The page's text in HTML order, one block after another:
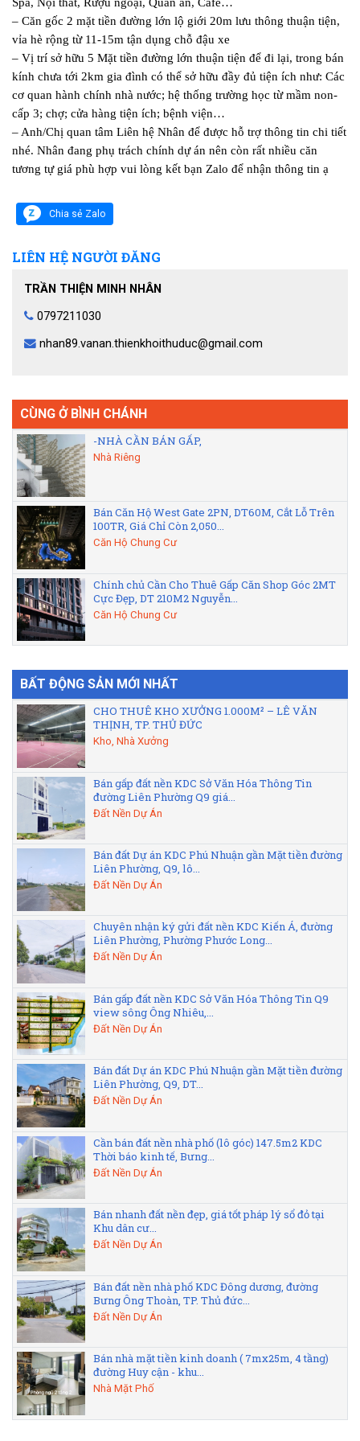
– Căn gốc 2 mặt tiền đường lớn lộ giới 20m lưu thông thuận tiện,
vỉa hè rộng từ 11-15m tận dụng chỗ đậu xe
– Vị trí sở hữu 5 Mặt tiền đường lớn thuận tiện để đi lại, trong bán
kính chưa tới 2km gia đình có thể sở hữu đầy đủ tiện ích như: Các
cơ quan hành chính nhà nước; hệ thống trường học từ mầm non-
cấp 3; chợ; cửa hàng tiện ích; bệnh viện…
– Anh/Chị quan tâm Liên hệ Nhân để được hỗ trợ thông tin chi tiết
nhé. Nhân đang phụ trách chính dự án nên còn rất nhiều căn
tương tự giá phù hợp vui lòng kết bạn Zalo để nhận thông tin ạ
Chia sẻ Zalo
LIÊN HỆ NGƯỜI ĐĂNG
TRẦN THIỆN MINH NHÂN
0797211030
nhan89.vanan.thienkhoithuduc@gmail.com
CÙNG Ở BÌNH CHÁNH
-NHÀ CẦN BÁN GẤP,
Nhà Riêng
Bán Căn Hộ West Gate 2PN, DT60M, Cắt Lỗ Trên
100TR, Giá Chỉ Còn 2,050...
Căn Hộ Chung Cư
Chính chủ Cần Cho Thuê Gấp Căn Shop Góc 2MT
Cực Đẹp, DT 210M2 Nguyễn...
Căn Hộ Chung Cư
BẤT ĐỘNG SẢN MỚI NHẤT
CHO THUÊ KHO XƯỞNG 1.000M² – LÊ VĂN
THỊNH, TP. THỦ ĐỨC
Kho, Nhà Xưởng
Bán gấp đất nền KDC Sở Văn Hóa Thông Tin
đường Liên Phường Q9 giá...
Đất Nền Dự Án
Bán đất Dự án KDC Phú Nhuận gần Mặt tiền đường
Liên Phường, Q9, lô...
Đất Nền Dự Án
Chuyên nhận ký gửi đất nền KDC Kiến Á, đường
Liên Phường, Phường Phước Long...
Đất Nền Dự Án
Bán gấp đất nền KDC Sở Văn Hóa Thông Tin Q9
view sông Ông Nhiêu,...
Đất Nền Dự Án
Bán đất Dự án KDC Phú Nhuận gần Mặt tiền đường
Liên Phường, Q9, DT...
Đất Nền Dự Án
Cần bán đất nền nhà phố (lô góc) 147.5m2 KDC
Thời báo kinh tế, Bưng...
Đất Nền Dự Án
Bán nhanh đất nền đẹp, giá tốt pháp lý sổ đỏ tại
Khu dân cư...
Đất Nền Dự Án
Bán đất nền nhà phố KDC Đông dương, đường
Bưng Ông Thoàn, TP. Thủ đức...
Đất Nền Dự Án
Bán nhà mặt tiền kinh doanh ( 7mx25m, 4 tầng)
đường Huy cận - khu...
Nhà Mặt Phố